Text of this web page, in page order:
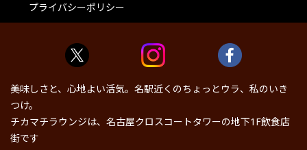
プライバシーポリシー
美味しさと、心地よい活気。名駅近くのちょっとウラ、私のいき
つけ。
チカマチラウンジは、名古屋クロスコートタワーの地下1F飲食店
街です